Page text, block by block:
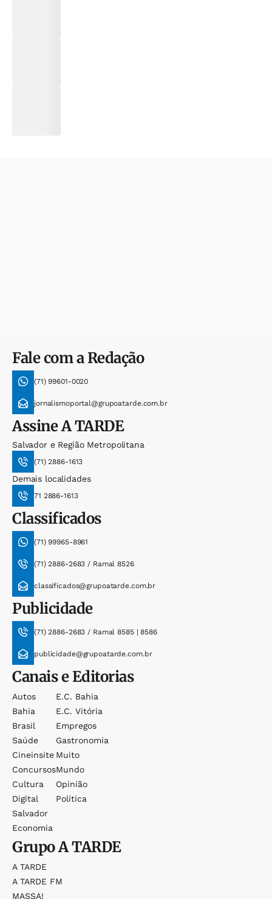
Fale com a Redação
(71) 99601-0020
jornalismoportal@grupoatarde.com.br
AssineA TARDE
Salvador e Região Metropolitana
(71) 2886-1613
Demais localidades
71 2886-1613
Classificados
(71) 99965-8961
(71) 2886-2683 / Ramal 8526
classificados@grupoatarde.com.br
Publicidade
(71) 2886-2683 / Ramal 8585 | 8586
publicidade@grupoatarde.com.br
Canais e Editorias
Autos
Bahia
Brasil
Saúde
Cineinsite
Concursos
Cultura
Digital
Salvador
Economia
E.c. Bahia
E.c. Vitória
Empregos
Gastronomia
Muito
Mundo
Opinião
Política
GrupoA TARDE
A TARDE
A TARDE FM
MASSA!